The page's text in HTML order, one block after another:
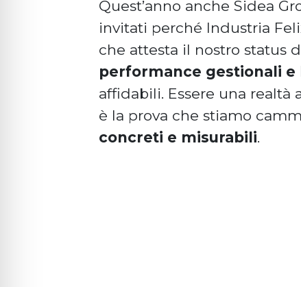
Quest’anno anche Sidea
invitati perché Industria
che attesta il nostro status
performance gestionali e
affidabili. Essere una
è la prova che stiamo
concreti e misurabili.